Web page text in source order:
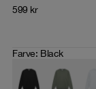
599 kr
Farve: Black